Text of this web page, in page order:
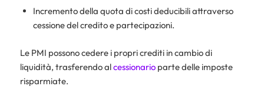
Incremento della quota di costi deducibili attraverso
cessione del credito e partecipazioni.
Le PMI possono cedere i propri crediti in cambio di
liquidità, trasferendo alcessionarioparte delle imposte
risparmiate.